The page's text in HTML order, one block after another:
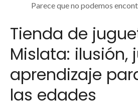
Parece que no podemos
Tienda de
Mislata: ilusión,
aprendizaje
las edades